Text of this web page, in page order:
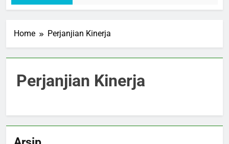
Home Perjanjian Kinerja
Perjanjian Kinerja